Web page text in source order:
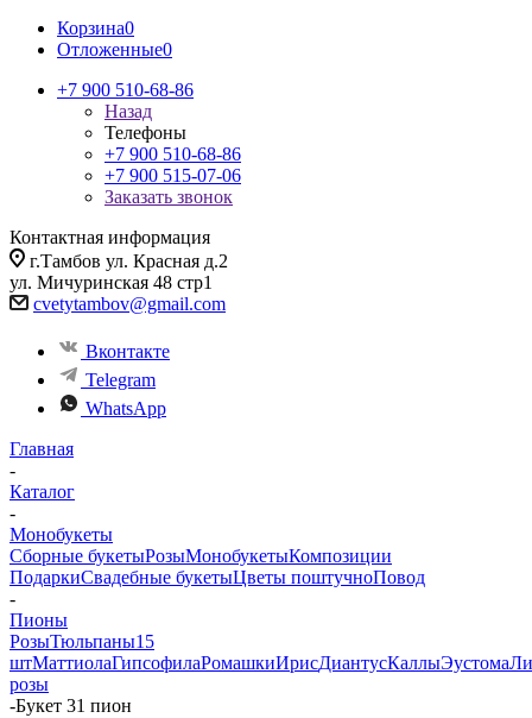
Корзина0
Отложенные0
+7 900 510-68-86
Назад
Телефоны
+7 900 510-68-86
+7 900 515-07-06
Заказать звонок
Контактная информация
г.Тамбов ул. Красная д.2
ул. Мичуринская 48 стр1
cvetytambov@gmail.com
Вконтакте
Telegram
WhatsApp
Главная
-
Каталог
-
Монобукеты
Сборные букетыРозыМонобукетыКомпозиции
ПодаркиСвадебные букетыЦветы поштучноПовод
-
Пионы
РозыТюльпаны15
штМаттиолаГипсофилаРомашкиИрисДиантусКаллыЭустома
розы
-Букет 31 пион